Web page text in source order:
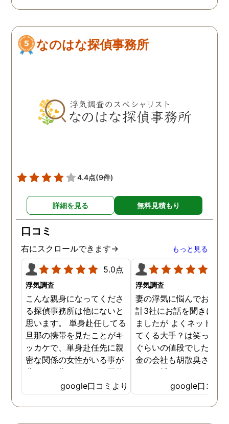
ダメ元で同じ相談をした
してくださり、そして私が
持ってる情報から的確にア
を予想しながら調査してく
れて、実際に不貞の現場も
数回おさえることができと
らしいです。 また、さまざ
まな事情も汲んでくださ
り、私の精神的なフォロー
だけでなく、その後の弁護
士の紹介やアドバイスもし
ていただき、これから夫と
闘う自信もつきました。 本
当にMJリサーチさんにそ
して代表の方に出会えてよ
かったと思いました。 今度
お会いできる時は、いい報
告ができるようにしたいで
す。
ありましたので相談して
さりました。結果として
貞行為の確たる写真が出
して下さり応援してるか
ねと温かい言葉までかけ
お願いしたいと思ってお
ます。本当にありがとう
ざいました。
なのはな探偵事務所
4.4点(9件)
詳細を見る 無料見積もり
口コミ
右にスクロールできます→ もっと見る
5.0点
浮気調査
こんな親身になってくださ
る探偵事務所は他にないと
思います。 単身赴任してる
旦那の携帯を見たことがキ
ッカケで、単身赴任先に親
密な関係の女性がいる事が
分かった為、なのはな探偵
事務所さんにお願いする事
になりました。 こちらの探
偵事務所さんの社長さんは
google口コミより
浮気調査
妻の浮気に悩んでおり、
計3社にお話を聞きに行
ましたが よくネット等
てくる大手？は笑っちゃ
ぐらいの値段でした。
金の会社も胡散臭さがど
しても拭えなくて、、、
ちらの相談員？さんは人
経験が豊富な様で自分の
みにそったアドバイスを
google口コミ